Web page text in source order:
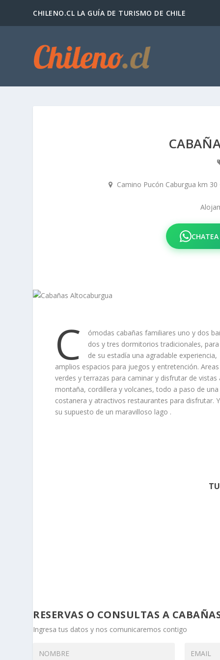
CHILENO.CL LA GUÍA DE TURISMO DE CHILE
Camino Pucón Caburgua km
C
ómodas cabañas familiares uno y dos
dos y tres dormitorios tradicionales,
de su estadía una agradable experiencia,
amplios espacios para juegos y entretención. Areas
verdes y terrazas para caminar y disfrutar de vistas
montaña, cordillera y volcanes, todo a paso de una
costanera y atractivos restaurantes para disfrutar.
su supuesto de un maravilloso lago .
RESERVAS O CONSULTAS A
Ingresa tus datos y nos comunicaremos contigo